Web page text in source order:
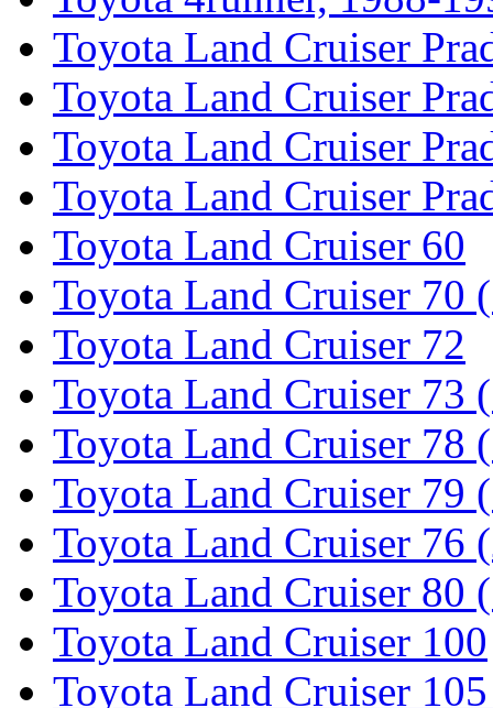
Toyota Land Cruiser
Toyota Land Cruiser
Toyota Land Cruiser
Toyota Land Cruiser
Toyota Land Cruiser 60
Toyota Land Cruiser 70
Toyota Land Cruiser 72
Toyota Land Cruiser 73
Toyota Land Cruiser 78
Toyota Land Cruiser 79
Toyota Land Cruiser 76
Toyota Land Cruiser 80
Toyota Land Cruiser 100
Toyota Land Cruiser